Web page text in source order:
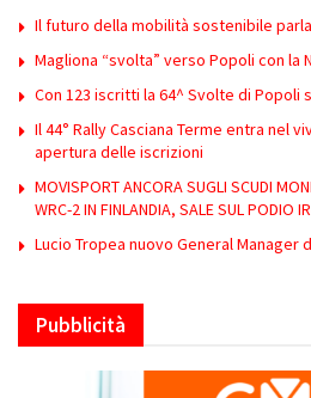
Il futuro della mobilità sostenibile
Magliona “svolta” verso Popoli con la
Con 123 iscritti la 64^ Svolte di Popoli
Il 44° Rally Casciana Terme entra nel
apertura delle iscrizioni
MOVISPORT ANCORA SUGLI SCUDI
WRC-2 IN FINLANDIA, SALE SUL PODIO
Lucio Tropea nuovo General Manager
Pubblicità